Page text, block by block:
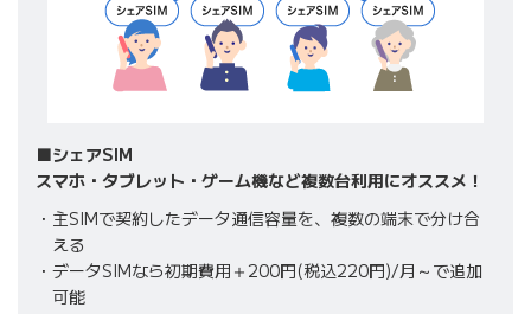
■シェアSIM
スマホ・タブレット・ゲーム機など複数台利用にオススメ！
主SIMで契約したデータ通信容量を、複数の端末で分け合
える
データSIMなら初期費用＋200円(税込220円)/月～で追加
可能